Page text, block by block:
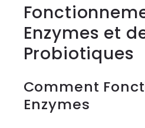
Enzymes et
Probiotiques
Comment
Enzymes